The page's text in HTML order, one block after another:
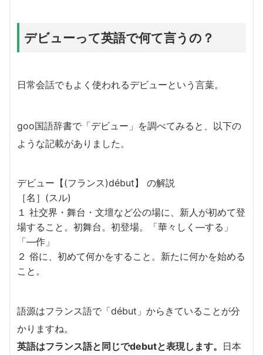
デビューって英語で何て言うの？
日常会話でもよく使われるデビューという言葉。
goo国語辞書で「デビュー」を調べてみると、以下の
ような記載がありました。
デビュー【(フランス)début】 の解説
［名］(スル)
１ 社交界・舞台・文壇など公の場に、新人が初めて登
場すること。初舞台。初登場。「華々しく―する」
「―作」
２ 俗に、初めて何かをすること。新たに何かを始める
こと。
語源はフランス語で「début」からきていることが分
かりますね。
英語はフランス語と同じでdebutと表現します。 日本